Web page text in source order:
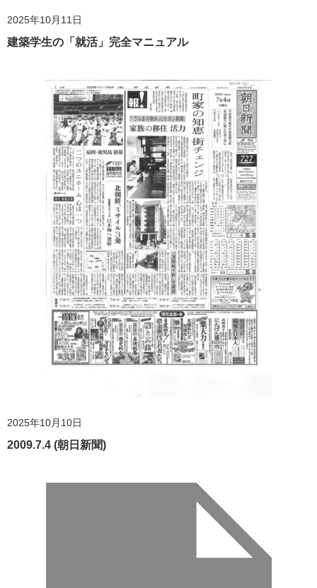
2025年10月11日
建築学生の「就活」完全マニュアル
2025年10月10日
2009.7.4 (朝日新聞)